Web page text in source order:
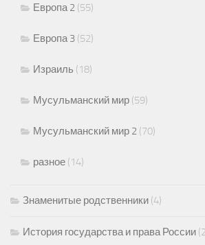
Европа 2 (55)
Европа 3 (52)
Израиль (18)
Мусульманский мир (59)
Мусульманский мир 2 (70)
разное (14)
Знаменитые родственники (4)
История государства и права России